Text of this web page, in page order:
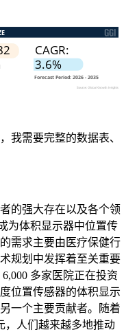
我需要完整的数据表、
的强大存在以及各个领
为体积显示器中位置传
需求主要由医疗保健行
规划中发挥着至关重要
多家医院正在投资
位置传感器的体积显示
一个主要贡献者。随着
，人们越来越多地推动